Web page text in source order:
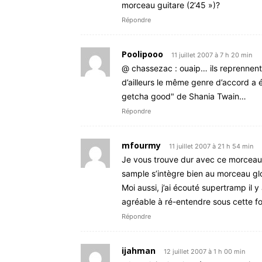
morceau guitare (2’45 »)?
Répondre
Poolipooo 11 juillet 2007 à 7 h 20 min
@ chassezac : ouaip… ils
d’ailleurs le même genre d’accord
getcha good" de Shania Twain…
Répondre
mfourmy 11 juillet 2007 à 21 h 54 min
Je vous trouve dur avec ce
sample s’intègre bien au morceau
Moi aussi, j’ai écouté supertramp il
agréable à ré-entendre sous cette
Répondre
ijahman 12 juillet 2007 à 1 h 00 min